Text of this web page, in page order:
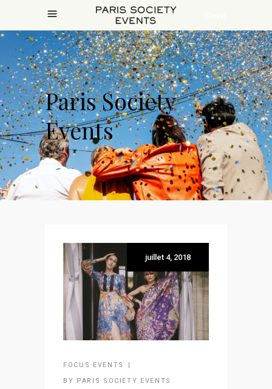
Paris Society
Events
juillet 4, 2018
FOCUS EVENTS
BY
PARIS SOCIETY EVENTS